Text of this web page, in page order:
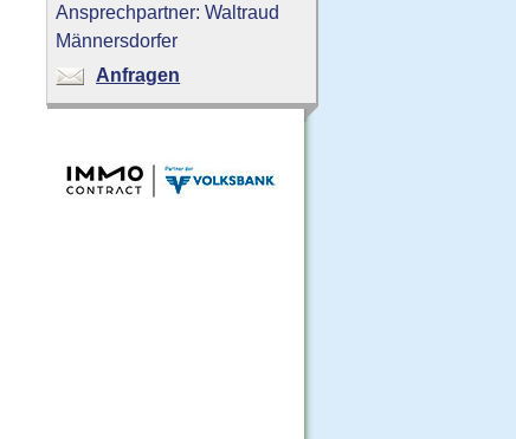
Ansprechpartner: Waltraud
Männersdorfer
Anfragen